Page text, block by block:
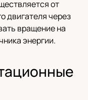
от
двигателя через
вращение на
энергии.